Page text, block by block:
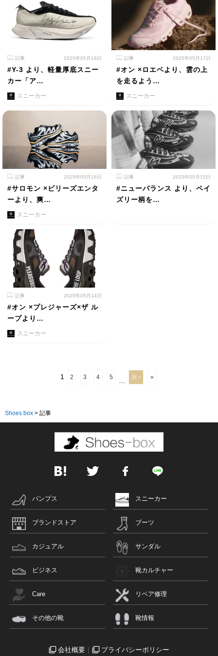
記事 2025年05月18日
#Y-3 より、軽量厚底スニー
カー「ア…
スニーカー
記事 2025年05月17日
#オン ×ロエベより、雲の上
を走るよう…
スニーカー
記事 2025年05月16日
#サロモン ×ビリーズエンタ
ーより、爽…
スニーカー
記事 2025年05月15日
#ニューバランス より、ペイ
ズリー柄を…
記事 2025年05月14日
#オン ×プレジャーズ×ザ ル
ープより…
スニーカー
1 2 3 4 5 次 › »
Shoes box > 記事
パンプス スニーカー
ブランドストア ブーツ
カジュアル サンダル
ビジネス 靴カルチャー
Care リペア修理
その他の靴 靴情報
会社概要 プライバシーポリシー